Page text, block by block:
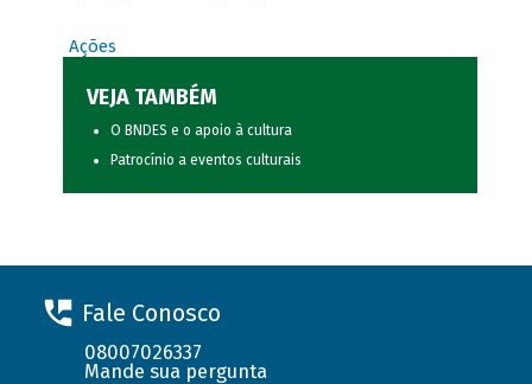
Ações
VEJA TAMBÉM
O BNDES e o apoio à cultura
Patrocínio a eventos culturais
Fale Conosco
08007026337
Mande sua pergunta